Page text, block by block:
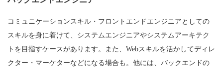
コミュニケーションスキル・フロントエンドエンジニアとしての
スキルを身に着けて、システムエンジニアやシステムアーキテク
トを目指すケースがあります。また、Webスキルを活かしてディレ
クター・マーケターなどになる場合も。他には、バックエンドの